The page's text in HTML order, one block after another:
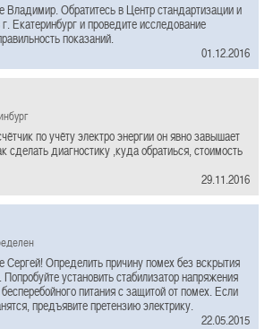
Владимир. Обратитесь в Центр стандартизации и
Екатеринбург и проведите исследование
показаний.
01.12.2016
по учёту электро энергии он явно завышает
сделать диагностику ,куда обратиься, стоимость
29.11.2016
Сергей! Определить причину помех без вскрытия
Попробуйте установить стабилизатор напряжения
питания с защитой от помех. Если
предъявите претензию электрику.
22.05.2015